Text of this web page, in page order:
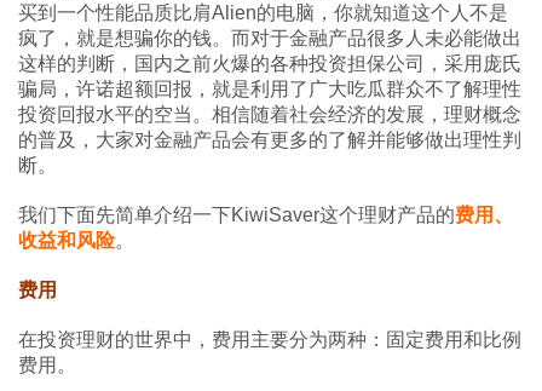
买到一个性能品质比肩Alien的电脑，你就知道这个人不是
疯了，就是想骗你的钱。而对于金融产品很多人未必能做出
这样的判断，国内之前火爆的各种投资担保公司，采用庞氏
骗局，许诺超额回报，就是利用了广大吃瓜群众不了解理性
投资回报水平的空当。相信随着社会经济的发展，理财概念
的普及，大家对金融产品会有更多的了解并能够做出理性判
断。
我们下面先简单介绍一下KiwiSaver这个理财产品的费用、
收益和风险。
费用
在投资理财的世界中，费用主要分为两种：固定费用和比例
费用。